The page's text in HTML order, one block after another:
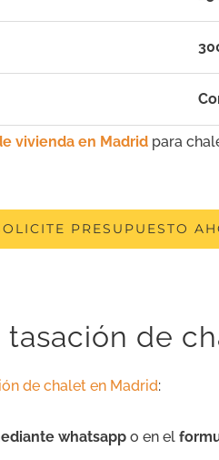
vivienda en Madrid para
PRESUPUESTO
de
de chalet en Madrid:
whatsapp o en el